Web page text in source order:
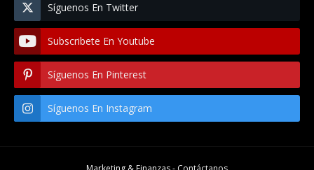
Síguenos En Twitter
Subscribete En Youtube
Síguenos En Pinterest
Síguenos En Instagram